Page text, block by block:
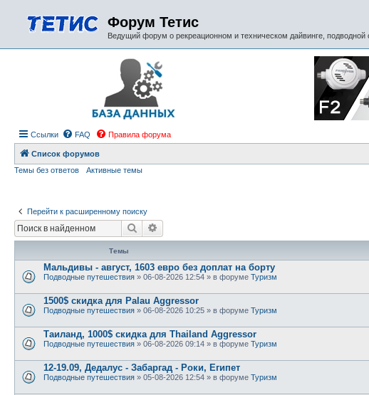
Форум Тетис
Ведущий форум о рекреационном и техническом дайвинге, подводной
Ссылки FAQ Правила форума
Список форумов
Темы без ответов
Активные темы
Перейти к расширенному поиску
Поиск
Темы
Мальдивы - август, 1603 евро без доплат на борту
Подводные путешествия » 06-08-2026 12:54 » в форуме Туризм
1500$ скидка для Palau Aggressor
Подводные путешествия » 06-08-2026 10:25 » в форуме Туризм
Таиланд, 1000$ скидка для Thailand Aggressor
Подводные путешествия » 06-08-2026 09:14 » в форуме Туризм
12-19.09, Дедалус - Забаргад - Роки, Египет
Подводные путешествия » 05-08-2026 12:54 » в форуме Туризм